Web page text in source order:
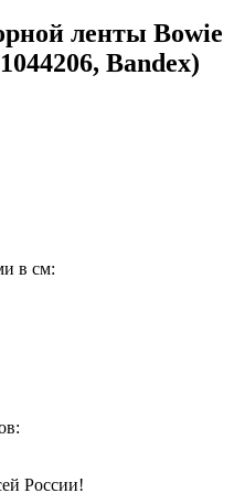
ленты Bowie
Bandex)
в см:
:
России!